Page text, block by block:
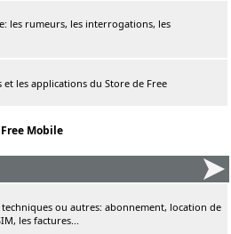
les rumeurs, les interrogations, les
les applications du Store de Free
Free Mobile
ou autres: abonnement, location de
les factures...